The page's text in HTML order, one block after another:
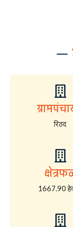
रिठद
1667.90